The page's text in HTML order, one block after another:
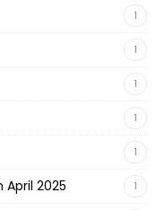
1
1
1
1
1
2025 1